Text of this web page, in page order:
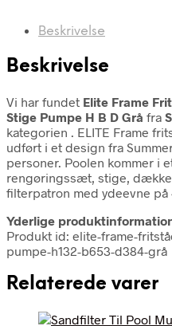
Beskrivelse
Beskrivelse
Vi har fundet Elite Frame
Stige Pumpe H B D Grå fra
kategorien . ELITE Frame
udført i et design fra
personer. Poolen kommer i
rengøringssæt, stige,
filterpatron med ydeevne på
Yderlige
Produkt id: elite-frame-
pumpe-h132-b653-d384-grå
Relaterede varer